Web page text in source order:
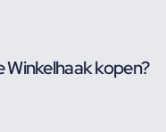
kopen?